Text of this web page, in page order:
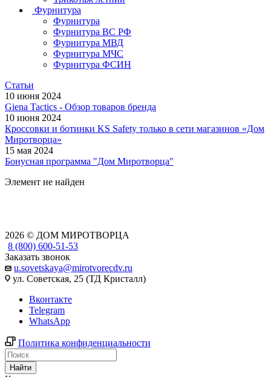
Фурнитура
Фурнитура
Фурнитура ВС РФ
Фурнитура МВД
Фурнитура МЧС
Фурнитура ФСИН
Статьи
10 июня 2024
Giena Tactics - Обзор товаров бренда
10 июня 2024
Кроссовки и ботинки KS Safety только в сети магазинов «Дом
Миротворца»
15 мая 2024
Бонусная программа "Дом Миротворца"
Элемент не найден
2026 © ДОМ МИРОТВОРЦА
8 (800) 600-51-53
Заказать звонок
u.sovetskaya@mirotvorecdv.ru
ул. Советская, 25 (ТД Кристалл)
Вконтакте
Telegram
WhatsApp
Политика конфиденциальности
Найти